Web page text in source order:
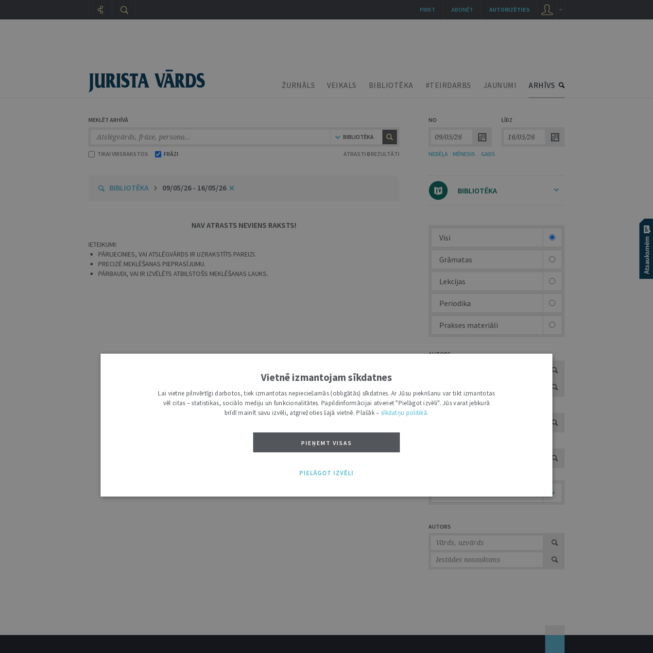
ŽURNĀLS VEIKALS BIBLIOTĒKA #TEIRDARBS JAUNUMI ARHĪVS
MEKLĒT ARHĪVĀ
BIBLIOTĒKA
TIKAI VIRSRAKSTOS FRĀZI ATRASTI 0 REZULTĀTI
NO LĪDZ
NEDĒĻA MĒNESIS GADS
BIBLIOTĒKA 09/05/26 - 16/05/26
NAV ATRASTS NEVIENS RAKSTS!
IETEIKUMI:
PĀRLIECINIES, VAI ATSLĒGVĀRDS IR UZRAKSTĪTS PAREIZI.
PRECIZĒ MEKLĒŠANAS PIEPRASĪJUMU.
PĀRBAUDI, VAI IR IZVĒLĒTS ATBILSTOŠS MEKLĒŠANAS LAUKS.
BIBLIOTĒKA
Visi
Grāmatas
Lekcijas
Periodika
Prakses materiāli
AUTORS
GADS
AUTORS
AUTORIZĒTIES
ABONĒT
PIRKT
Vietnē izmantojam sīkdatnes
Lai vietne pilnvērtīgi darbotos, tiek izmantotas nepieciešamās (obligātās) sīkdatnes. Ar Jūsu piekrišanu var tikt izmantotas
vēl citas – statistikas, sociālo mediju un funkcionalitātes. Papildinformācijai atveriet "Pielāgot izvēli". Jūs varat jebkurā
brīdī mainīt savu izvēli, atgriežoties šajā vietnē. Plašāk – sīkdatņu politikā.
PIEŅEMT VISAS
PIELĀGOT IZVĒLI